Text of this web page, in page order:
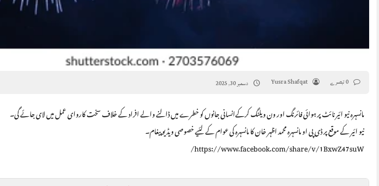
Yusra Shafqat دسمبر 30, 2025
مانسہرہ نیو ائیر نائٹ پر ہوائی فائرنگ اور ون ویلنگ کرکےانسانی جانوں کو خطرے میں ڈالنے والے افراد کے خلاف سخت کاروای عمل میں لای جائے گی۔
نیو ائیر کے موقع پر ڈی پی او مانسہرہ محمد اظہر خان کا مانسہرہ کی عوام کے لئیے خصوصی ویڈیو پیغام۔
https://www.facebook.com/share/v/1BxwZ47suW/